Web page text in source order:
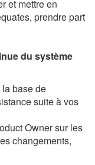
et mettre en
prendre part
du système
la base de
suite à vos
Owner sur les
changements,